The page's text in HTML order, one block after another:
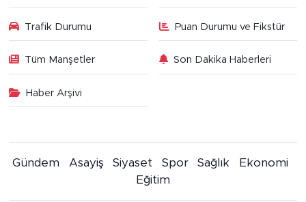
Trafik Durumu Puan Durumu ve Fikstür
Tüm Manşetler Son Dakika Haberleri
Haber Arşivi
Gündem Asayiş Siyaset Spor Sağlık
Ekonomi
Eğitim